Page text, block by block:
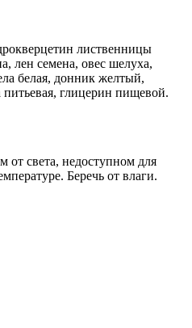
лиственницы
лен семена, овес шелуха,
белая, донник желтый,
глицерин пищевой.
света, недоступном для
Беречь от влаги.